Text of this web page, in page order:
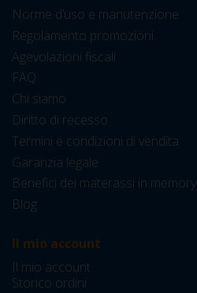
Norme d’uso e manutenzione
Regolamento promozioni
Agevolazioni fiscali
FAQ
Chi siamo
Diritto di recesso
Termini e condizioni di vendita
Garanzia legale
Benefici dei materassi in memory
Blog
Il mio account
Il mio account
Storico ordini